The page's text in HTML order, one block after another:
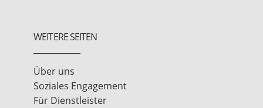
WEITERE SEITEN
Über uns
Soziales Engagement
Für Dienstleister